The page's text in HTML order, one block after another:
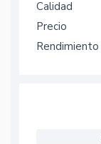
Calidad
Precio
Rendimiento